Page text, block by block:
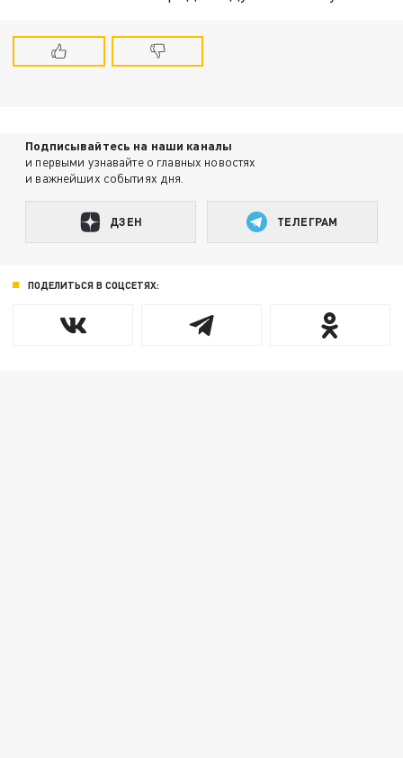
Подписывайтесь на наши каналы
и первыми узнавайте о главных новостях
и важнейших событиях дня.
ДЗЕН ТЕЛЕГРАМ
ПОДЕЛИТЬСЯ В СОЦСЕТЯХ: